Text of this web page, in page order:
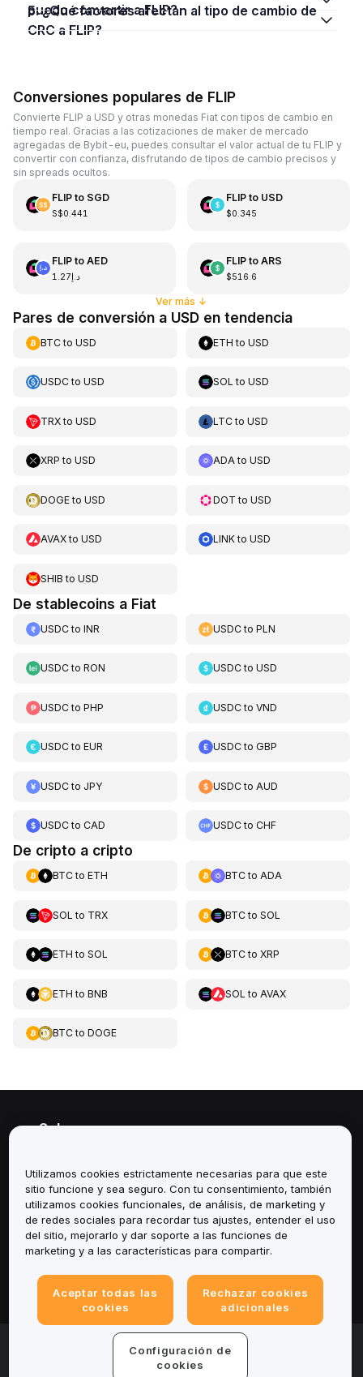
puedo convertir a FLIP?
5. ¿Qué factores afectan al tipo de cambio de
CRC a FLIP?
Conversiones populares de FLIP
Convierte FLIP a USD y otras monedas Fiat con tipos de cambio en
tiempo real. Gracias a las cotizaciones de maker de mercado
agregadas de Bybit-eu, puedes consultar el valor actual de tu FLIP y
convertir con confianza, disfrutando de tipos de cambio precisos y
sin spreads ocultos.
FLIPto SGD
S$0.441
FLIPto USD
$0.345
FLIPto AED
د.إ1.27
FLIPto ARS
$516.6
Ver más ↓
Pares de conversión a USD en tendencia
BTCto USD ETH toUSD
USDCto USD SOL toUSD
TRXto USD LTCtoUSD
XRP to USD ADAtoUSD
DOGEto USD DOT toUSD
AVAXto USD LINKtoUSD
SHIB to USD
De stablecoins a Fiat
USDCto INR USDCtoPLN
USDCto RON USDCtoUSD
USDCto PHP USDCtoVND
USDCto EUR USDCtoGBP
USDCto JPY USDCto AUD
USDCto CAD USDCtoCHF
De cripto a cripto
BTCto ETH BTCto ADA
SOL to TRX BTCto SOL
ETH to SOL BTCto XRP
ETH to BNB SOL to AVAX
BTCto DOGE
Sobre
Servicios
Soporte
Productos
© 2025-2026 Bybit.eu. All rights reserved.
Términos de Privacidad
Utilizamos cookies estrictamente necesarias para que este
sitio funcione y sea seguro. Con tu consentimiento, también
utilizamos cookies funcionales, de análisis, de marketing y
de redes sociales para recordar tus ajustes, entender el uso
del sitio, mejorarlo y dar soporte a las funciones de
marketing y a las características para compartir.
Aceptar todas las
cookies
Rechazar cookies
adicionales
Configuración de
cookies